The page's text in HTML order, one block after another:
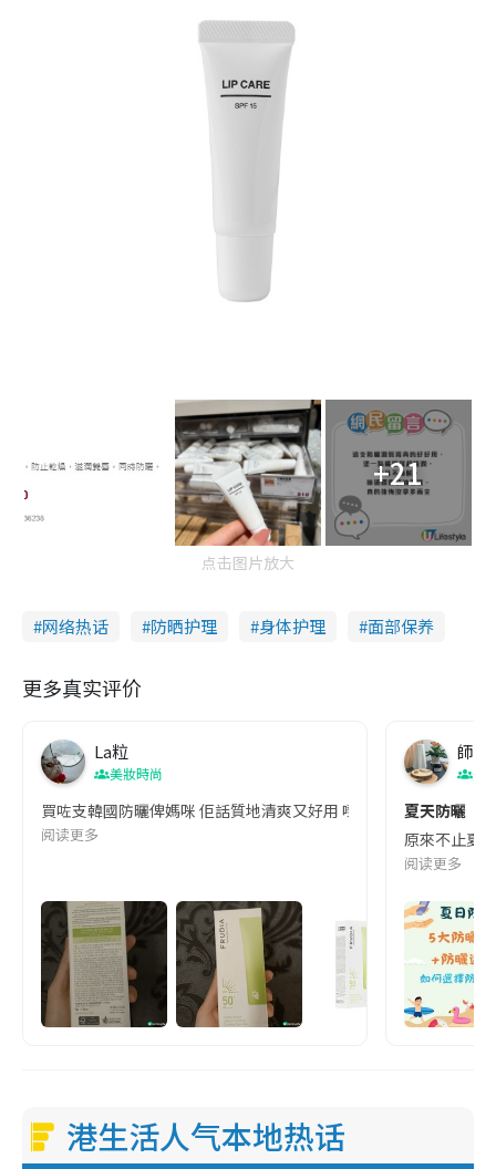
+21
点击图片放大
网络热话 防晒护理 身体护理 面部保养
更多真实评价
La粒
美妝時尚
買咗支韓國防曬俾媽咪 佢話質地清爽又好用 嚟緊夏天就唔怕曬
阅读更多
師奶
美
夏天防曬｜
原來不止夏
阅读更多
港生活人气本地热话